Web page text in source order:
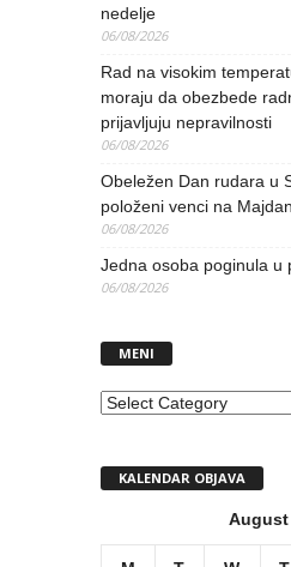
nedelje
06/08/2026
Rad na visokim
moraju da obezbede
prijavljuju nepravilnosti
06/08/2026
Obeležen Dan rudara u
položeni venci na
06/08/2026
Jedna osoba poginula u
06/08/2026
MENI
MENI
KALENDAR OBJAVA
August